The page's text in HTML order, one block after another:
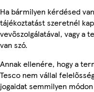
Ha bármilyen kérdésed
tájékoztatást szeretnél
vevőszolgálatával, vagy a
van szó.
Annak ellenére, hogy a
Tesco nem vállal
jogaidat semmilyen